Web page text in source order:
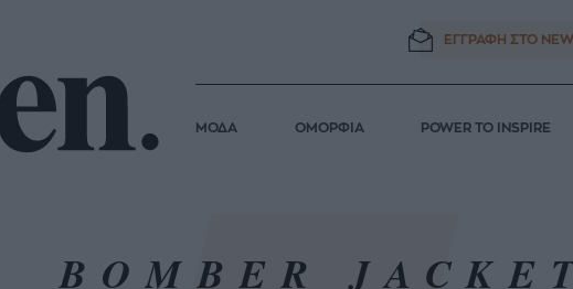
ΕΓΓΡΑΦΗ ΣΤΟ
ΜΟΔΑ ΟΜΟΡΦΙΑ POWER TO INSPIRE
BOMBER